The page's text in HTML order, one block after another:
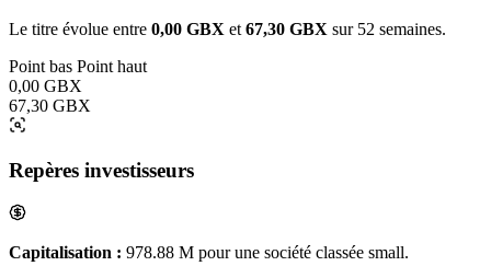
Le titre évolue entre 0,00 GBX et 67,30 GBX sur 52 semaines.
Point bas Point haut
0,00 GBX
67,30 GBX
Repères investisseurs
Capitalisation : 978.88 M pour une société classée small.